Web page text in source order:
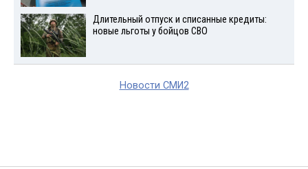
Длительный отпуск и списанные кредиты:
новые льготы у бойцов СВО
Новости СМИ2